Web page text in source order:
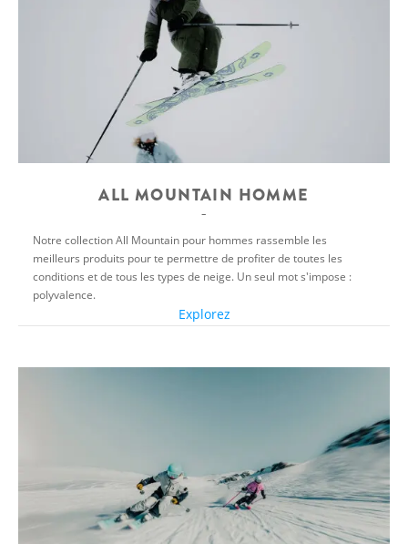
ALL MOUNTAIN HOMME
Notre collection All Mountain pour hommes rassemble les
meilleurs produits pour te permettre de profiter de toutes les
conditions et de tous les types de neige. Un seul mot s'impose :
polyvalence.
Explorez